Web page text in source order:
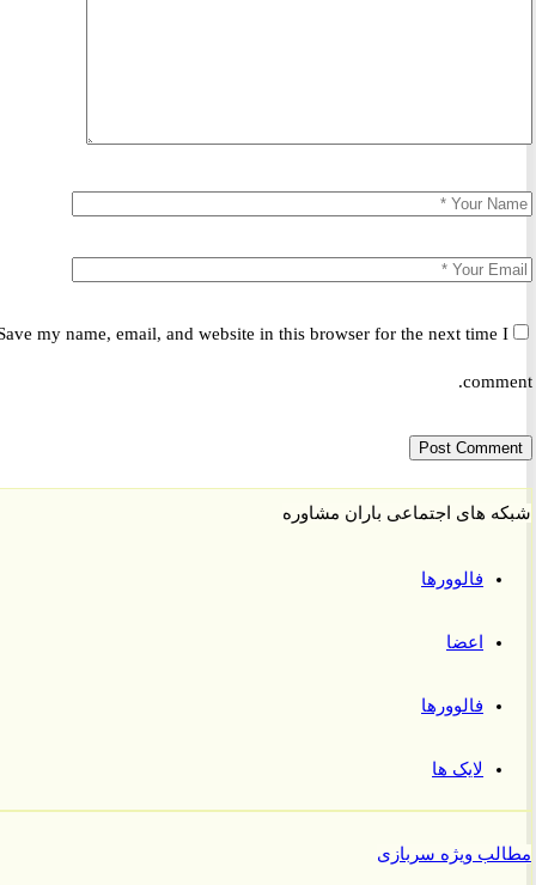
Save my name, email, and website in this browser for the next time
های اجتماعی باران مشاوره
فالوورها
اعضا
فالوورها
لایک ها
ویژه سربازی